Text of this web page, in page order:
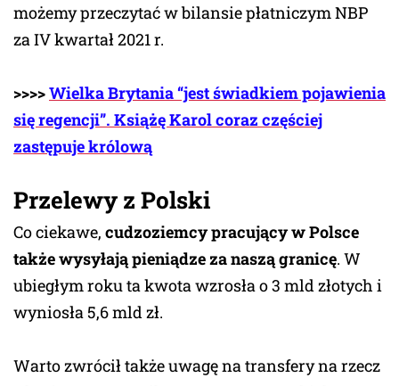
możemy przeczytać w bilansie płatniczym NBP
za IV kwartał 2021 r.
>>>>Wielka Brytania “jest świadkiem pojawienia
się regencji”. Książę Karol coraz częściej
zastępuje królową
Przelewy z Polski
Co ciekawe, cudzoziemcy pracujący w Polsce
także wysyłają pieniądze za naszą granicę. W
ubiegłym roku ta kwota wzrosła o 3 mld złotych i
wyniosła 5,6 mld zł.
Warto zwrócił także uwagę na transfery na rzecz